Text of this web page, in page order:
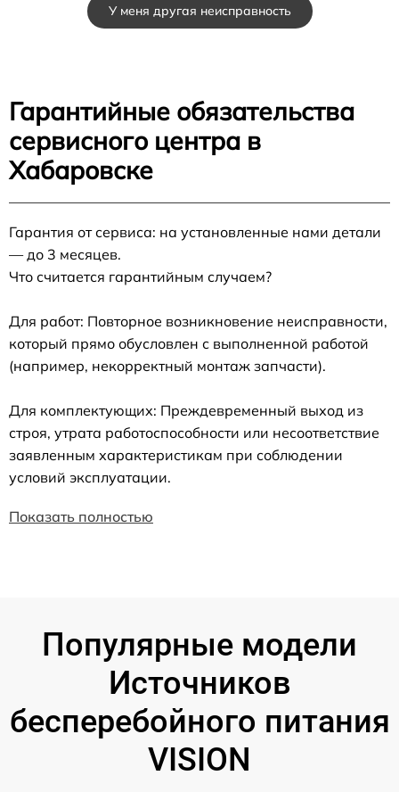
У меня другая неисправность
Гарантийные обязательства
сервисного центра в
Хабаровске
Гарантия от сервиса: на установленные нами детали
— до 3 месяцев.
Что считается гарантийным случаем?
Для работ: Повторное возникновение неисправности,
который прямо обусловлен с выполненной работой
(например, некорректный монтаж запчасти).
Для комплектующих: Преждевременный выход из
строя, утрата работоспособности или несоответствие
заявленным характеристикам при соблюдении
условий эксплуатации.
Показать полностью
Популярные модели
Источников
бесперебойного питания
VISION